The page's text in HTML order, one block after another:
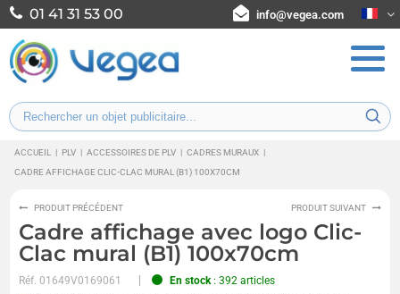
01 41 31 53 00 info@vegea.com
ACCUEIL | PLV | ACCESSOIRES DE PLV | CADRES MURAUX |
CADRE AFFICHAGE CLIC-CLAC MURAL (B1) 100X70CM
PRODUIT PRÉCÉDENT PRODUIT SUIVANT
Cadre affichage avec logo Clic-
Clac mural (B1) 100x70cm
Réf.01649V0169061 En stock: 392 articles